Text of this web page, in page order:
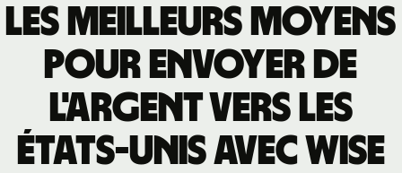
Les meilleurs moyens
pour envoyer de
l'argent vers les
États-Unis avec Wise